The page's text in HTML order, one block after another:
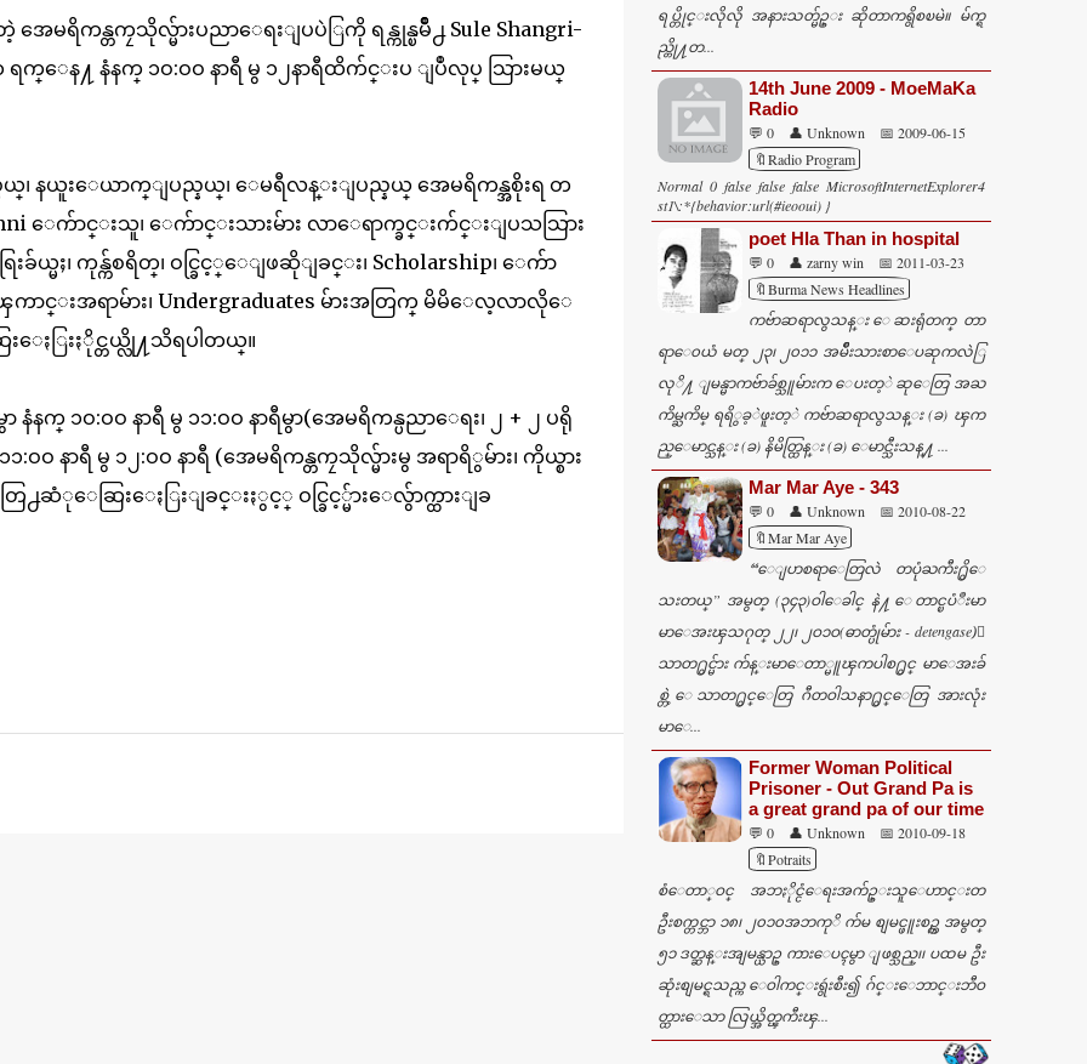
အေမရိကန္တကၠသိုလ္မ်ားပညာေရးျပပဲြကို ရန္ကုန္ၿမိဳ႕ Sule Shangri-
၁ ရက္ေန႔ နံနက္ ၁ဝ:ဝဝ နာရီ မွ ၁၂နာရီထိက်င္းပ ျပဳလုပ္ သြားမယ္
နယ္၊ နယူးေယာက္ျပည္နယ္၊ ေမရီလန္းျပည္နယ္ အေမရိကန္အစိုးရ တ
ေက်ာင္းသူ၊ ေက်ာင္းသားမ်ား လာေရာက္ခင္းက်င္းျပသသြား
ခ်ယ္မႈ၊ ကုန္က်စရိတ္၊ ဝင္ခြင့္ေျဖဆိုျခင္း၊ Scholarship၊ ေက်ာ
င္းအရာမ်ား၊ Undergraduates မ်ားအတြက္ မိမိေလ့လာလိုေ
ေႏြးႏိုင္တယ္လို႔သိရပါတယ္။
က္ ၁ဝ:ဝဝ နာရီ မွ ၁၁:ဝဝ နာရီမွာ(အေမရိကန္ပညာေရး၊ ၂ + ၂ ပရို
နာရီ မွ ၁၂:ဝဝ နာရီ (အေမရိကန္တကၠသိုလ္မ်ားမွ အရာရိွမ်ား၊ ကိုယ္စား
ေဆြးေႏြးျခင္းႏွင့္ ဝင္ခြင့္မ်ားေလွ်ာက္ထားျခ
ရပ္တိုင္းလိုလို အနားသတ္မ်ဥ္း ဆိုတာကရွိစၿမဲ။ မ်က္ရ
ည္တို႔တ...
14th June 2009 - MoeMaKa
Radio
💬 0 👤 Unknown
📅 2009-06-15
🔖Radio Program
Normal 0 false false false MicrosoftInternetExplorer4
st1\:*{behavior:url(#ieooui) }
poet Hla Than in hospital
💬 0 👤 zarny win
📅 2011-03-23
🔖Burma News Headlines
ကဗ်ာဆရာလွသန္း ေဆးရုံတက္ တာ
ရာေ၀ယံ မတ္ ၂၃၊ ၂၀၁၁ အမ်ဳိးသားစာေပဆုကလဲြ
လုိ႔ ျမန္မာကဗ်ာခ်စ္သူမ်ားက ေပးတ့ဲ ဆုေတြ အႀ
ကိမ္ႀကိမ္ ရရိွခ့ဲဖူးတ့ဲ ကဗ်ာဆရာလွသန္း (ခ) ၾက
ည္ေမာင္သန္း (ခ) နိမိတ္ထြန္း (ခ) ေမာင္သီးသန္႔ ...
Mar Mar Aye - 343
💬 0 👤 Unknown
📅 2010-08-22
🔖Mar Mar Aye
“ေျပာစရာေတြလဲ တပုံႀကီး႐ွိေ
သးတယ္” အမွတ္ (၃၄၃)ဝါေခါင္ နဲ႔ ေတာင္ၿပံဳးမာ
မာေအးၾသဂုတ္ ၂၂၊ ၂ဝ၁ဝ(ဓာတ္ပုံမ်ား - detengase)ေ
သာတ႐ွင္မ်ား က်န္းမာေတာ္မူၾကပါစ႐ွင္ မာေအးခ်
စ္တဲ့ ေသာတ႐ွင္ေတြ ဂီတဝါသနာ႐ွင္ေတြ အားလုံး
မာေ...
Former Woman Political
Prisoner - Out Grand Pa is
a great grand pa of our time
💬 0 👤 Unknown
📅 2010-09-18
🔖Potraits
စံေတာ္ဝင္ အဘႏိုင္ငံေရးအက်ဥ္းသူေဟာင္းတ
ဦးစက္တင္ဘာ ၁၈၊ ၂၀၁၀အဘကုိ က်မ စျမင္ဖူးစဥ္က အမွတ္
၅၁ ဒတ္ဆန္းအျမန္ယာဥ္ ကားေပၚမွာ ျဖစ္သည္၊၊ ပထမ ဦး
ဆုံးစျမင္ရသည္က ေဝါကင္းရွဴးစီး၍ ဂ်င္းေဘာင္းဘီဝ
တ္ထားေသာ လြယ္အိတ္ၾကီးၾ...